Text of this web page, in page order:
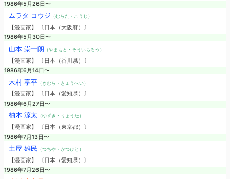
1986年5月26日〜
ムラタ コウジ （むらた・こうじ）
【漫画家】 〔日本（大阪府）〕
1986年5月30日〜
山本 崇一朗 （やまもと・そういちろう）
【漫画家】 〔日本（香川県）〕
1986年6月14日〜
木村 享平（きむら・きょうへい）
【漫画家】 〔日本（愛知県）〕
1986年6月27日〜
柚木 涼太（ゆずき・りょうた）
【漫画家】 〔日本（東京都）〕
1986年7月13日〜
土屋 雄民 （つちや・かつひと）
【漫画家】 〔日本（愛知県）〕
1986年7月26日〜